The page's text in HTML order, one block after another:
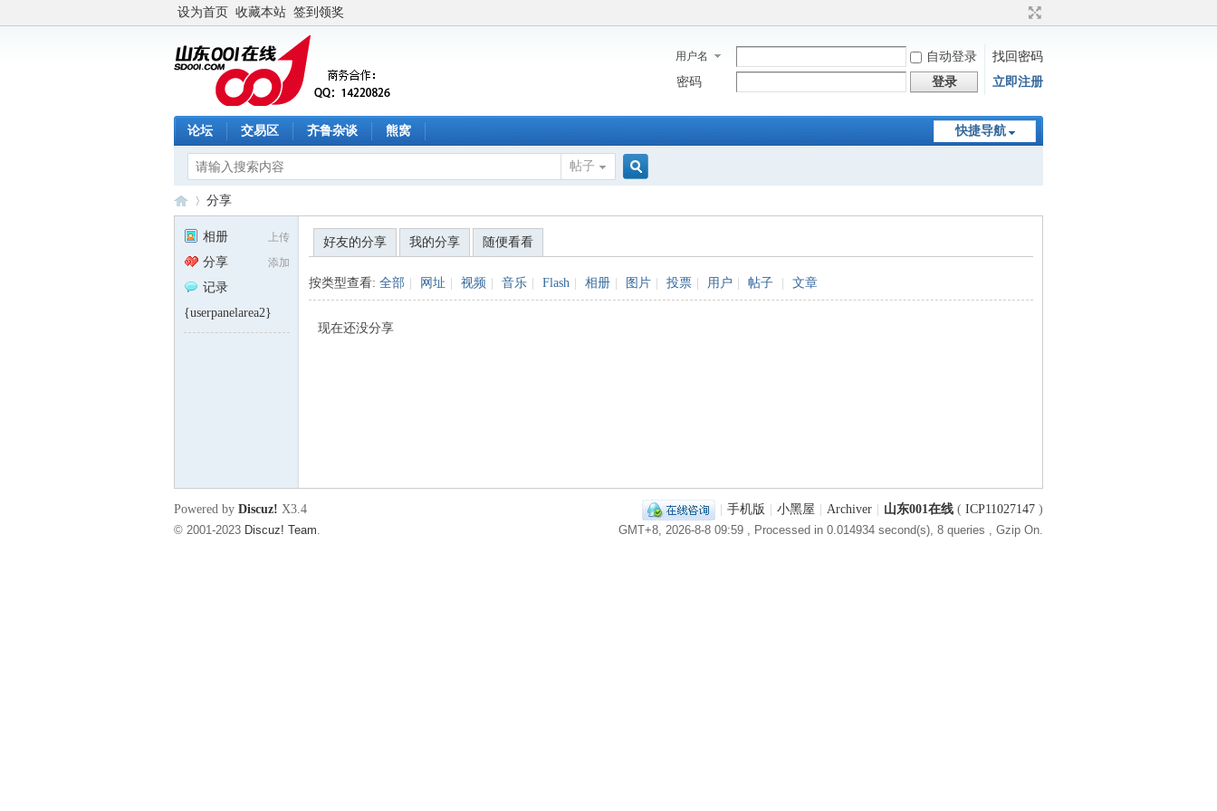
设为首页 收藏本站 签到领奖
用户名 自动登录
找回密码
密码
登录 立即注册
快捷导航
论坛 交易区 齐鲁杂谈 熊窝
帖子
分享
上传
相册
添加
分享
记录
{userpanelarea2}
好友的分享 我的分享 随便看看
按类型查看: 全部 网址 视频 音乐 Flash 相册 图片 投票 用户 帖子 文章
现在还没分享
手机版 小黑屋 Archiver 山东001在线 ( ICP11027147 )
GMT+8, 2026-8-8 09:59 , Processed in 0.014934 second(s), 8 queries , Gzip On.
Powered by Discuz! X3.4
© 2001-2023 Discuz! Team.